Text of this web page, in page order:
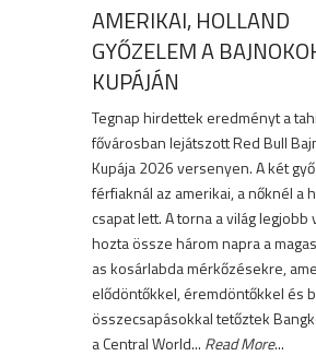
AMERIKAI, HOLLAND
GYŐZELEM A
KUPÁJÁN
Tegnap hirdettek eredményt a
fővárosban lejátszott Red Bull
Kupája 2026 versenyen. A két
férfiaknál az amerikai, a nőknél a
csapat lett. A torna a világ legjobb
hozta össze három napra a
as kosárlabda mérkőzésekre,
elődöntőkkel, éremdöntőkkel és
összecsapásokkal tetőztek
a Central World... Read More...